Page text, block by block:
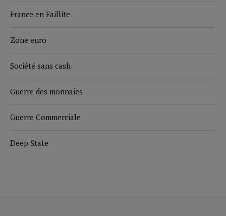
France en Faillite
Zone euro
Société sans cash
Guerre des monnaies
Guerre Commerciale
Deep State